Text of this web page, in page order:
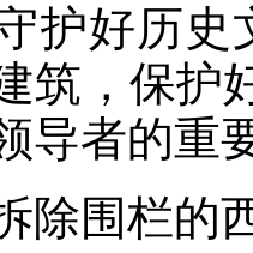
护好历史
筑，保护
导者的重
围栏的